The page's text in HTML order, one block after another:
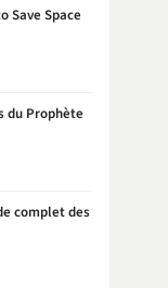
Save Space
du Prophète
complet des